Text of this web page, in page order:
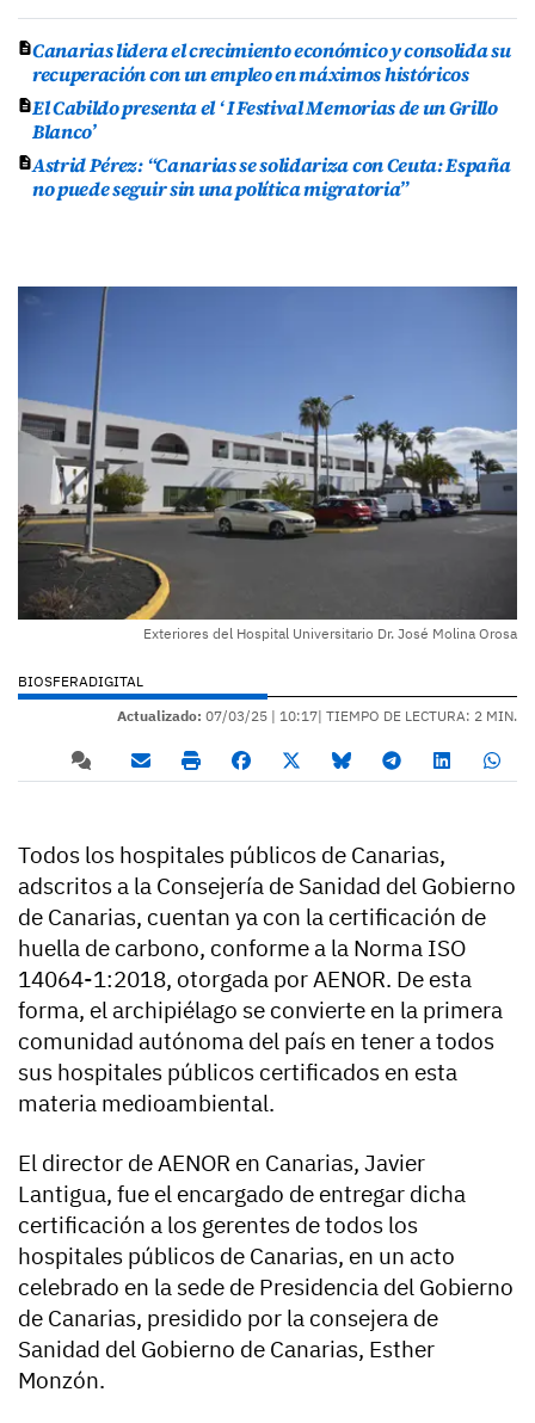
Canarias lidera el crecimiento económico y consolida su
recuperación con un empleo en máximos históricos
El Cabildo presenta el ‘ I Festival Memorias de un Grillo
Blanco’
Astrid Pérez: “Canarias se solidariza con Ceuta: España
no puede seguir sin una política migratoria”
Exteriores del Hospital Universitario Dr. José Molina Orosa
BIOSFERADIGITAL
Actualizado: 07/03/25 | 10:17| TIEMPO DE LECTURA: 2 MIN.
Todos los hospitales públicos de Canarias,
adscritos a la Consejería de Sanidad del Gobierno
de Canarias, cuentan ya con la certificación de
huella de carbono, conforme a la Norma ISO
14064-1:2018, otorgada por AENOR. De esta
forma, el archipiélago se convierte en la primera
comunidad autónoma del país en tener a todos
sus hospitales públicos certificados en esta
materia medioambiental.
El director de AENOR en Canarias, Javier
Lantigua, fue el encargado de entregar dicha
certificación a los gerentes de todos los
hospitales públicos de Canarias, en un acto
celebrado en la sede de Presidencia del Gobierno
de Canarias, presidido por la consejera de
Sanidad del Gobierno de Canarias, Esther
Monzón.